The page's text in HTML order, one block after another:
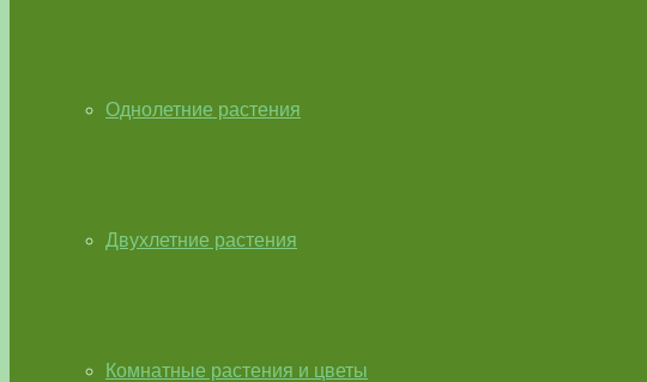
Однолетние растения
Двухлетние растения
Комнатные растения и цветы